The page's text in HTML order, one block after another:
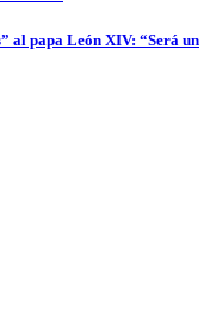
al papa León XIV: “Será un